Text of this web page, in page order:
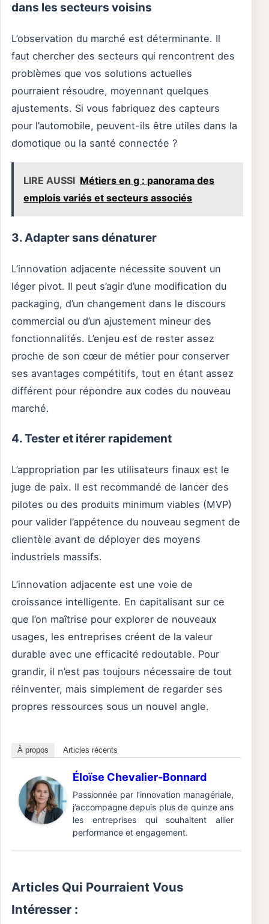
dans les secteurs voisins
L’observation du marché est déterminante. Il
faut chercher des secteurs qui rencontrent des
problèmes que vos solutions actuelles
pourraient résoudre, moyennant quelques
ajustements. Si vous fabriquez des capteurs
pour l’automobile, peuvent-ils être utiles dans la
domotique ou la santé connectée ?
LIRE AUSSI Métiers en g : panorama des
emplois variés et secteurs associés
3. Adapter sans dénaturer
L’innovation adjacente nécessite souvent un
léger pivot. Il peut s’agir d’une modification du
packaging, d’un changement dans le discours
commercial ou d’un ajustement mineur des
fonctionnalités. L’enjeu est de rester assez
proche de son cœur de métier pour conserver
ses avantages compétitifs, tout en étant assez
différent pour répondre aux codes du nouveau
marché.
4. Tester et itérer rapidement
L’appropriation par les utilisateurs finaux est le
juge de paix. Il est recommandé de lancer des
pilotes ou des produits minimum viables (MVP)
pour valider l’appétence du nouveau segment de
clientèle avant de déployer des moyens
industriels massifs.
L’innovation adjacente est une voie de
croissance intelligente. En capitalisant sur ce
que l’on maîtrise pour explorer de nouveaux
usages, les entreprises créent de la valeur
durable avec une efficacité redoutable. Pour
grandir, il n’est pas toujours nécessaire de tout
réinventer, mais simplement de regarder ses
propres ressources sous un nouvel angle.
À propos Articles récents
Éloïse Chevalier-Bonnard
Passionnée par l’innovation managériale,
j’accompagne depuis plus de quinze ans
les entreprises qui souhaitent allier
performance et engagement.
Articles Qui Pourraient Vous
Intéresser :